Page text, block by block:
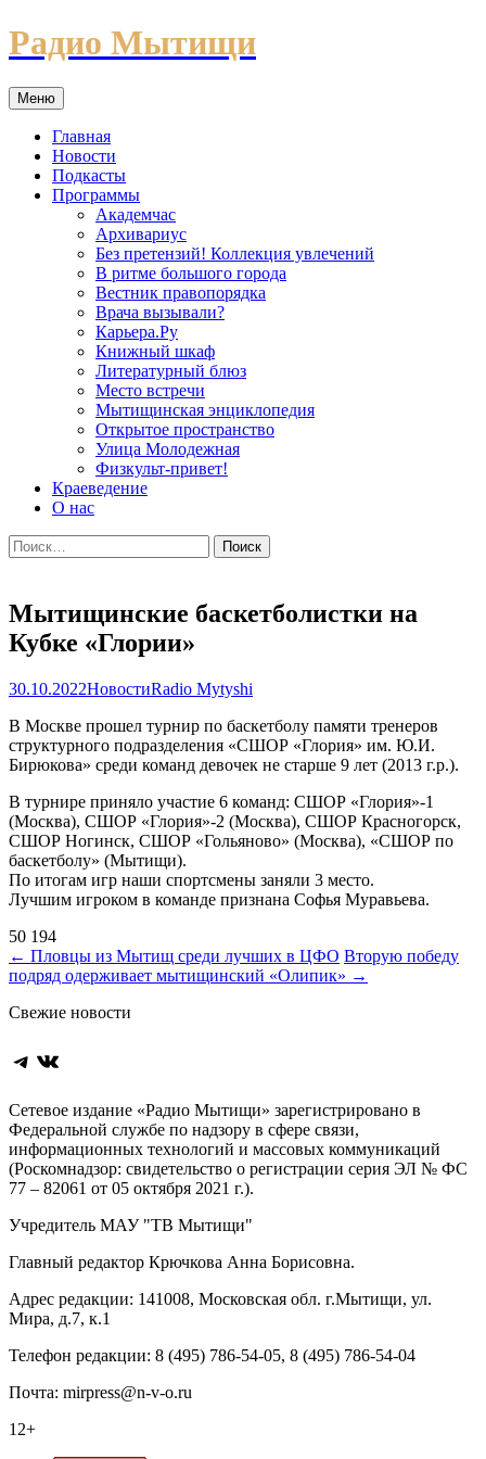
Перейти
к
Радио Мытищи
Меню
Главная
Новости
Подкасты
Программы
Академчас
Архивариус
Без претензий! Коллекция увлечений
В ритме большого города
Вестник правопорядка
Врача вызывали?
Карьера.Ру
Книжный шкаф
Литературный блюз
Место встречи
Мытищинская энциклопедия
Открытое пространство
Улица Молодежная
Физкульт-привет!
Краеведение
О нас
Найти:
Мытищинские баскетболистки на
Кубке «Глории»
30.10.2022НовостиRadio Mytyshi
В Москве прошел турнир по баскетболу памяти тренеров
структурного подразделения «СШОР «Глория» им. Ю.И.
Бирюкова» среди команд девочек не старше 9 лет (2013 г.р.).
В турнире приняло участие 6 команд: СШОР «Глория»-1
(Москва), СШОР «Глория»-2 (Москва), СШОР Красногорск,
СШОР Ногинск, СШОР «Гольяново» (Москва), «СШОР по
баскетболу» (Мытищи).
По итогам игр наши спортсмены заняли 3 место.
Лучшим игроком в команде признана Софья Муравьева.
50 194
Навигация
по
записям
← Пловцы из Мытищ среди лучших в ЦФО Вторую победу
подряд одерживает мытищинский «Олипик» →
Свежие новости
Telegram
ВКонтакте
Сетевое издание «Радио Мытищи» зарегистрировано в
Федеральной службе по надзору в сфере связи,
информационных технологий и массовых коммуникаций
(Роскомнадзор: свидетельство о регистрации серия ЭЛ № ФС
77 – 82061 от 05 октября 2021 г.).
Учредитель МАУ "ТВ Мытищи"
Главный редактор Крючкова Анна Борисовна.
Адрес редакции: 141008, Московская обл. г.Мытищи, ул.
Мира, д.7, к.1
Телефон редакции: 8 (495) 786-54-05, 8 (495) 786-54-04
Почта: mirpress@n-v-o.ru
12+